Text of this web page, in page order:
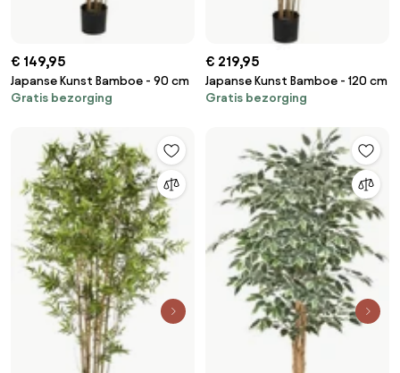
€ 149,95
Japanse Kunst Bamboe - 90 cm
Gratis bezorging
€ 219,95
Japanse Kunst Bamboe - 120 cm
Gratis bezorging